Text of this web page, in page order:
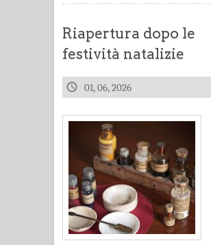
Riapertura dopo le
festività natalizie
01, 06, 2026